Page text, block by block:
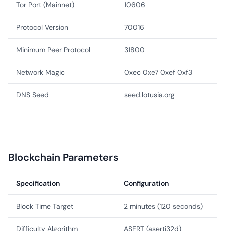
Tor Port (Mainnet) 10606
Protocol Version 70016
Minimum Peer Protocol 31800
Network Magic 0xec 0xe7 0xef 0xf3
DNS Seed seed.lotusia.org
Blockchain Parameters
Specification Configuration
Block Time Target 2 minutes (120 seconds)
Difficulty Algorithm ASERT (aserti32d)